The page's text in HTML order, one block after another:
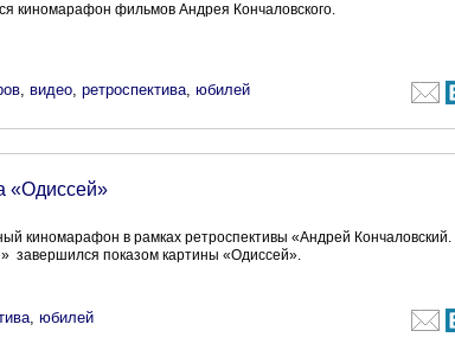
киномарафон фильмов Андрея Кончаловского.
, видео, ретроспектива, юбилей
«Одиссей»
киномарафон в рамках ретроспективы «Андрей Кончаловский.
завершился показом картины «Одиссей».
, юбилей